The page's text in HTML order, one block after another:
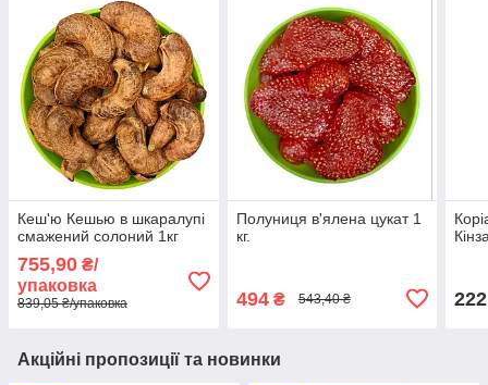
Кеш'ю Кешью в шкаралупі
смажений солоний 1кг
755,90 ₴/
упаковка
839,05 ₴/упаковка
Полуниця в'ялена цукат 1
кг.
494₴ 543,40 ₴
Акційні пропозиції та новинки